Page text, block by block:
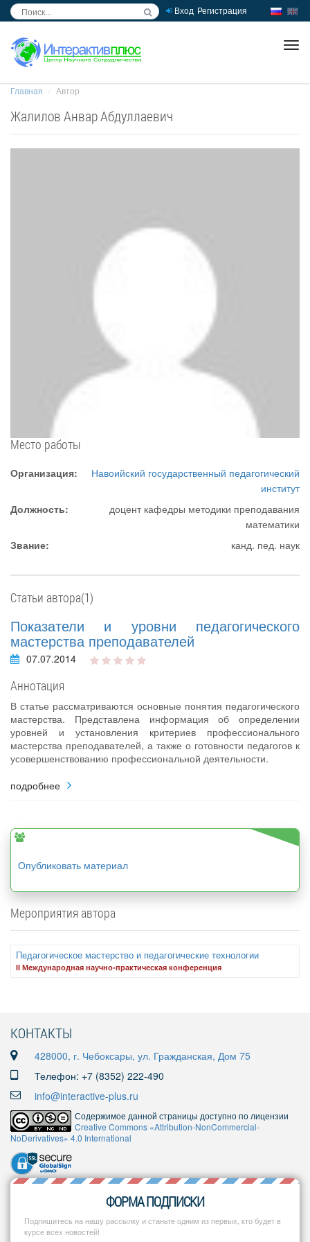
Вход Регистрация
Главная Автор
Жалилов Анвар Абдуллаевич
Место работы
Организация:
Навоийский государственный педагогический
институт
Должность:
доцент кафедры методики преподавания
математики
Звание:
канд. пед. наук
Статьи автора(1)
Показатели и уровни педагогического
мастерства преподавателей
07.07.2014
Аннотация
В статье рассматриваются основные понятия педагогического
мастерства. Представлена информация об определении
уровней и установления критериев профессионального
мастерства преподавателей, а также о готовности педагогов к
усовершенствованию профессиональной деятельности.
подробнее
Опубликовать материал
Мероприятия автора
Педагогическое мастерство и педагогические технологии
II Международная научно-практическая конференция
КОНТАКТЫ
428000, г. Чебоксары, ул. Гражданская, Дом 75
Телефон: +7 (8352) 222-490
info@interactive-plus.ru
Содержимое данной страницы доступно по лицензии
Creative Commons «Attribution-NonCommercial-
NoDerivatives» 4.0 International
ФОРМА ПОДПИСКИ
Подпишитесь на нашу рассылку и станьте одним из первых, кто будет в
курсе всех новостей!